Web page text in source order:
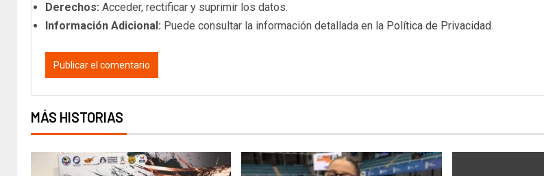
Derechos: Acceder, rectificar y suprimir los datos.
Información Adicional: Puede consultar la información detallada en la Política de Privacidad.
MÁS HISTORIAS